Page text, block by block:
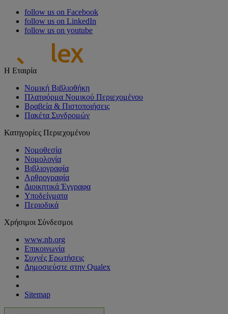
follow us on Facebook
follow us on LinkedIn
follow us on youtube
Η Εταιρία
Νομική Βιβλιοθήκη
Πλατφόρμα Νομικού Περιεχομένου
Βραβεία & Πιστοποιήσεις
Πακέτα Συνδρομών
Κατηγορίες Περιεχομένου
Νομοθεσία
Νομολογία
Βιβλιογραφία
Αρθρογραφία
Διοικητικά Έγγραφα
Υποδείγματα
Περιοδικά
Χρήσιμοι Σύνδεσμοι
www.nb.org
Επικοινωνία
Συχνές Ερωτήσεις
Δημοσιεύστε στην Qualex
Sitemap